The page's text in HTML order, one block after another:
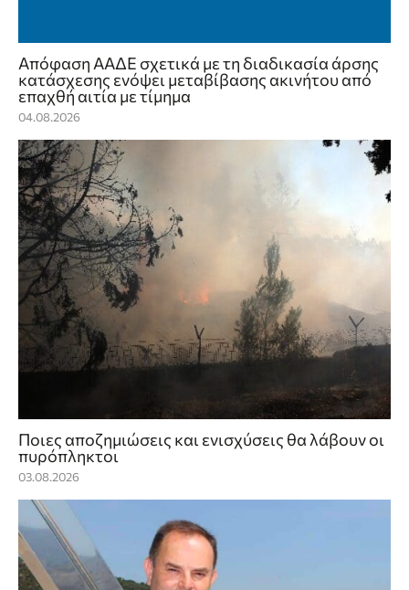
Απόφαση ΑΑΔΕ σχετικά με τη διαδικασία άρσης
κατάσχεσης ενόψει μεταβίβασης ακινήτου από
επαχθή αιτία με τίμημα
04.08.2026
Ποιες αποζημιώσεις και ενισχύσεις θα λάβουν οι
πυρόπληκτοι
03.08.2026